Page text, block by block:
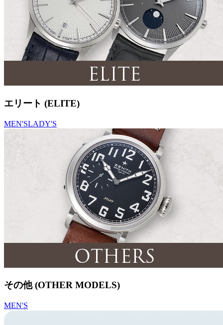
エリート (ELITE)
MEN'SLADY'S
その他 (OTHER MODELS)
MEN'S